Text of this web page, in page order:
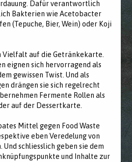
Dafür verantwortlich
Bakterien wie Acetobacter
(Tepuche, Bier, Wein) oder Koji
auf die Getränkekarte.
eignen sich hervorragend als
gewissen Twist. Und als
drängen sie sich regelrecht
Fermente Rollen als
auf der Dessertkarte.
Mittel gegen Food Waste
eben Veredelung von
Und schliesslich geben sie dem
und Inhalte zur